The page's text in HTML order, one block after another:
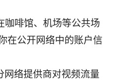
咖啡馆、机场等公共场
在公开网络中的账户信
网络提供商对视频流量